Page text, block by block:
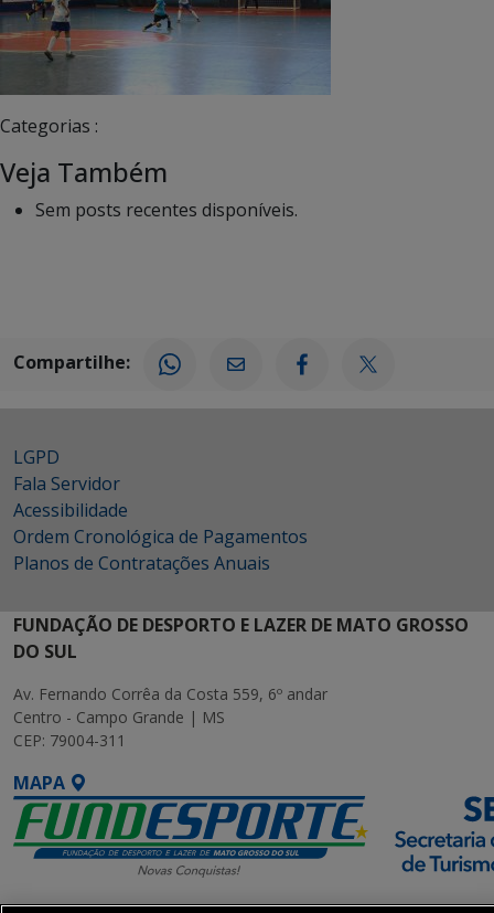
Categorias :
Veja Também
Sem posts recentes disponíveis.
Compartilhe:
LGPD
Fala Servidor
Acessibilidade
Ordem Cronológica de Pagamentos
Planos de Contratações Anuais
FUNDAÇÃO DE DESPORTO E LAZER DE MATO GROSSO
DO SUL
Av. Fernando Corrêa da Costa 559, 6º andar
Centro - Campo Grande | MS
CEP: 79004-311
MAPA